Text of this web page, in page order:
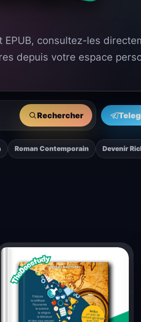
consultez-les
depuis votre espace
Rechercher
Roman Contemporain Devenir